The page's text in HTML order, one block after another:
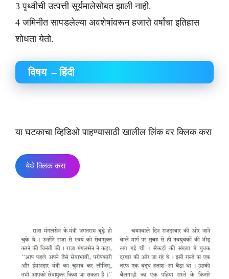
3 पृथ्वीची उत्पत्ती सूर्यमालेसोबत झाली नाही.
4 जमिनीत सापडलेल्या अवशेषांवरून हजारो वर्षांचा इतिहास
शोधता येतो.
विषय – हिंदी
या घटकाचा व्हिडिओ पाहण्यासाठी खालील लिंक वर क्लिक करा
येथे क्लिक करा